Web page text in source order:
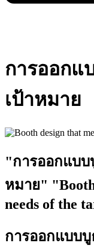
การออกแ
เป้าหมาย
"การออกแบบ
หมาย" "Booth
needs of the
การออกแบบ